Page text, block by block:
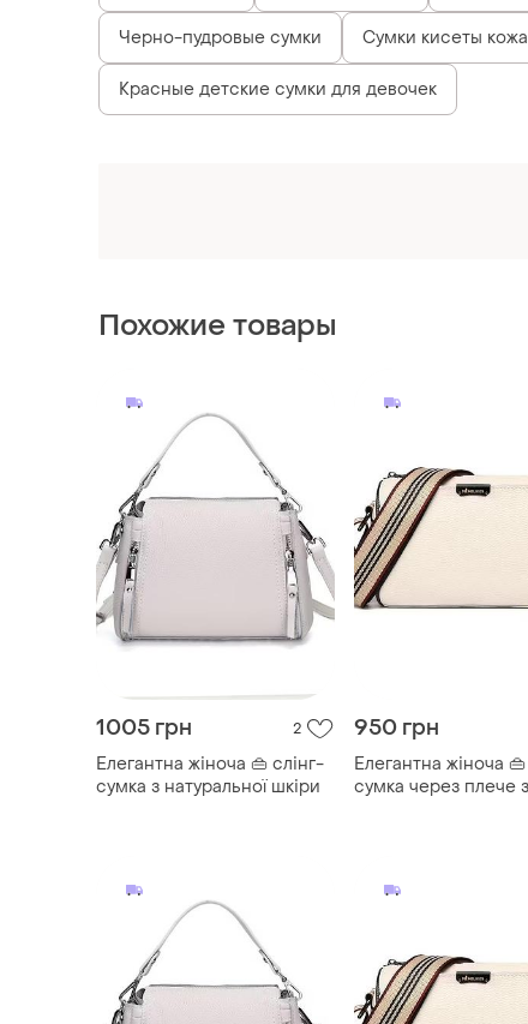
Черно-пудровые сумки Сумки кисеты кожа
Красные детские сумки для девочек
1005 грн 2
Елегантна жіноча 👜 слінг-
сумка з натуральної шкіри
950 грн